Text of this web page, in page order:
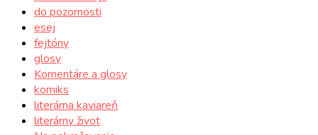
do pozornosti
esej
fejtóny
glosy
Komentáre a glosy
komiks
literárna kaviareň
literárny život